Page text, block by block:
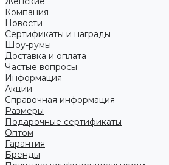
Компания
Новости
Сертификаты и награды
Шоу-румы
Доставка и оплата
Частые вопросы
Информация
Акции
Справочная информация
Размеры
Подарочные сертификаты
Оптом
Гарантия
Бренды